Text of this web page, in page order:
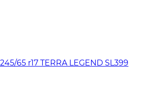
65 r17 TERRA LEGEND SL399